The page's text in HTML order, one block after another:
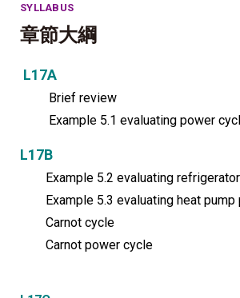
SYLLABUS
章節大綱
L17A
Brief review
Example 5.1 evaluating power
L17B
Example 5.2 evaluating refrigerator
Example 5.3 evaluating heat pump
Carnot cycle
Carnot power cycle